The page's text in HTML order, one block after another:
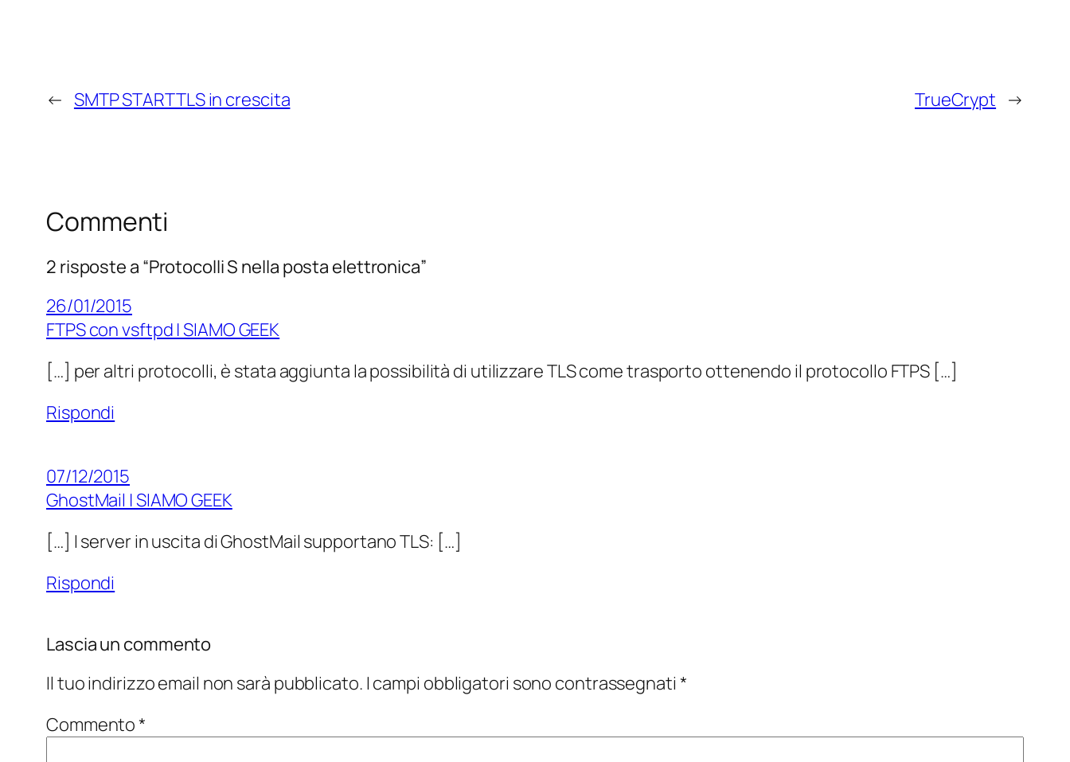
← SMTP STARTTLS in crescita TrueCrypt →
Commenti
2 risposte a “Protocolli S nella posta elettronica”
26/01/2015
FTPS con vsftpd | SIAMO GEEK
[…] per altri protocolli, è stata aggiunta la possibilità di utilizzare TLS come trasporto ottenendo il protocollo FTPS […]
Rispondi
07/12/2015
GhostMail | SIAMO GEEK
[…] I server in uscita di GhostMail supportano TLS: […]
Rispondi
Lascia un commento
Il tuo indirizzo email non sarà pubblicato. I campi obbligatori sono contrassegnati *
Commento*